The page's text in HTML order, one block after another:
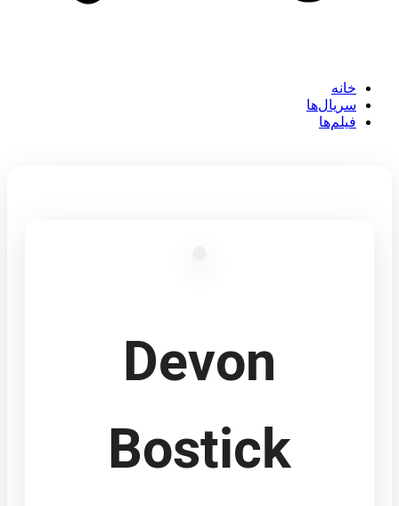
خانه
سریال‌ها
فیلم‌ها
Devon
Bostick